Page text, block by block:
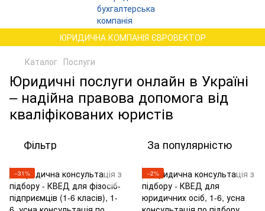
ЮРИДИЧНА КОМПАНІЯ ЄВРОВЕКТОР
Каталог Послуги
Юридичні послуги онлайн в Україні
– надійна правова допомога від
кваліфікованих юристів
Фільтр За популярністю
−31% −2%